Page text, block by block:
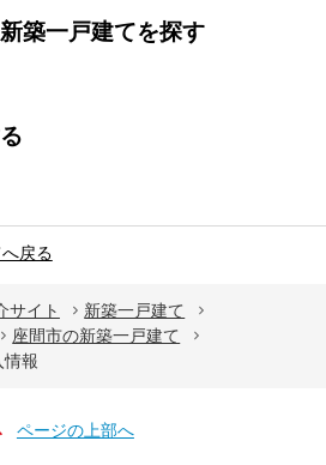
築一戸建てを探す
戻る
サイト
新築一戸建て
座間市の新築一戸建て
情報
ページの上部へ